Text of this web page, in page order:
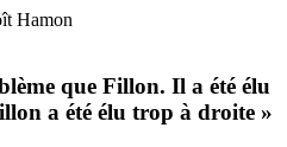
Hamon
que Fillon. Il a été élu
a été élu trop à droite »